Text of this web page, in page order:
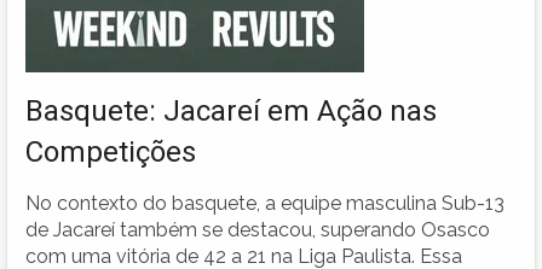
Basquete: Jacareí em Ação nas
Competições
No contexto do basquete, a equipe masculina Sub-13
de Jacareí também se destacou, superando Osasco
com uma vitória de 42 a 21 na Liga Paulista. Essa